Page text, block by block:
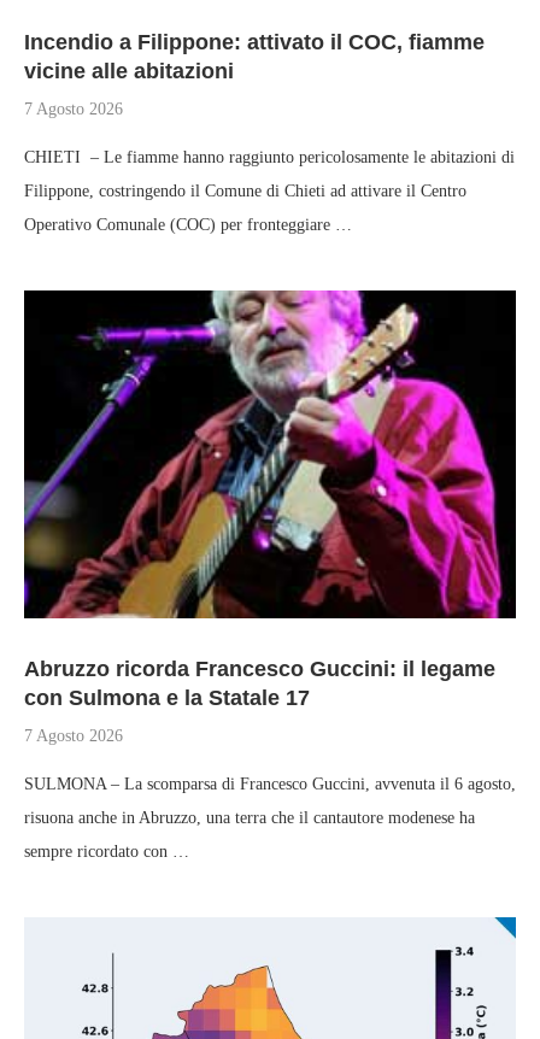
Incendio a Filippone: attivato il COC, fiamme
vicine alle abitazioni
7 Agosto 2026
CHIETI – Le fiamme hanno raggiunto pericolosamente le abitazioni di
Filippone, costringendo il Comune di Chieti ad attivare il Centro
Operativo Comunale (COC) per fronteggiare …
Abruzzo ricorda Francesco Guccini: il legame
con Sulmona e la Statale 17
7 Agosto 2026
SULMONA – La scomparsa di Francesco Guccini, avvenuta il 6 agosto,
risuona anche in Abruzzo, una terra che il cantautore modenese ha
sempre ricordato con …